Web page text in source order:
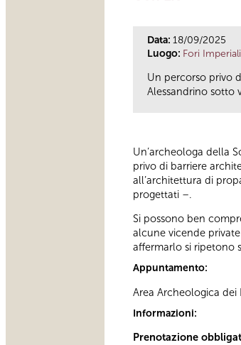
Data: 18/09/2025
Luogo: Fori Imperiali
Un percorso privo
Alessandrino sotto
Un’archeologa della
privo di barriere
all’architettura di
progettati –.
Si possono ben
alcune vicende
affermarlo si ripetono
Appuntamento:
Area Archeologica
Informazioni:
Prenotazione